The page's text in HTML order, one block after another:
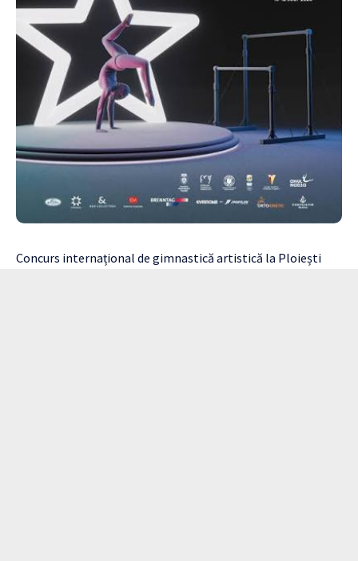
Concurs internațional de gimnastică artistică la Ploiești